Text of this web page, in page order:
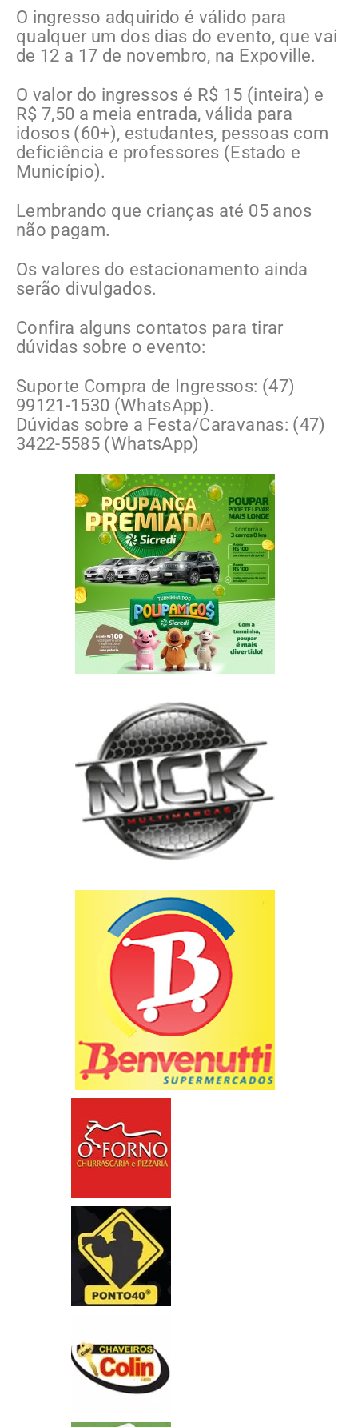
O ingresso adquirido é válido para
qualquer um dos dias do evento, que vai
de 12 a 17 de novembro, na Expoville.
O valor do ingressos é R$ 15 (inteira) e
R$ 7,50 a meia entrada, válida para
idosos (60+), estudantes, pessoas com
deficiência e professores (Estado e
Município).
Lembrando que crianças até 05 anos
não pagam.
Os valores do estacionamento ainda
serão divulgados.
Confira alguns contatos para tirar
dúvidas sobre o evento:
Suporte Compra de Ingressos: (47)
99121-1530 (WhatsApp).
Dúvidas sobre a Festa/Caravanas: (47)
3422-5585 (WhatsApp)